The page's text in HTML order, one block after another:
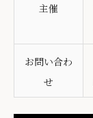
主催
お問い合わ
せ